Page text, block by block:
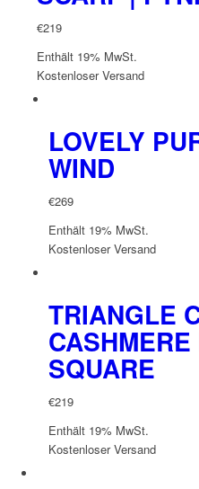
€219
Enthält 19% MwSt.
Kostenloser Versand
LOVELY
WIND
€269
Enthält 19% MwSt.
Kostenloser Versand
TRIANGLE
SQUARE
€219
Enthält 19% MwSt.
Kostenloser Versand